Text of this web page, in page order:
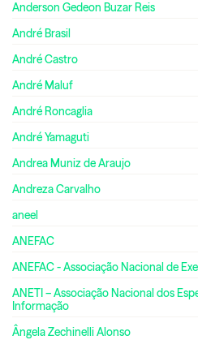
Anderson Gedeon Buzar Reis
André Brasil
André Castro
André Maluf
André Roncaglia
André Yamaguti
Andrea Muniz de Araujo
Andreza Carvalho
aneel
ANEFAC
ANEFAC - Associação Nacional de
ANETI – Associação Nacional dos
Informação
Ângela Zechinelli Alonso